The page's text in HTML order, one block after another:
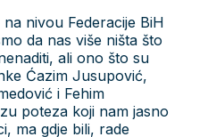
nivou Federacije BiH
da nas više ništa što
ali ono što su
Ćazim Jusupović,
i Fehim
poteza koji nam jasno
ma gdje bili, rade